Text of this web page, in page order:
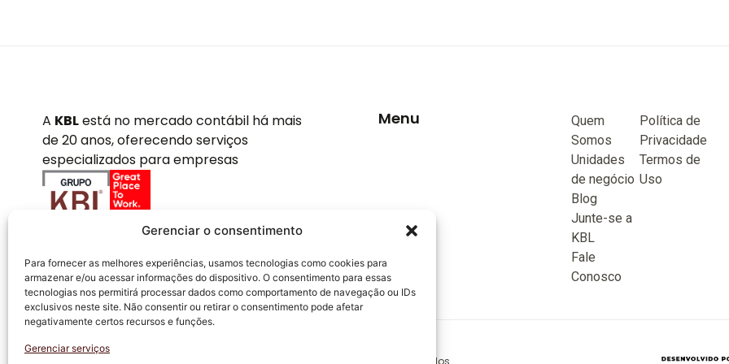
Gerenciar o consentimento
Para fornecer as melhores experiências, usamos tecnologias como cookies para
armazenar e/ou acessar informações do dispositivo. O consentimento para essas
tecnologias nos permitirá processar dados como comportamento de navegação ou IDs
exclusivos neste site. Não consentir ou retirar o consentimento pode afetar
negativamente certos recursos e funções.
Gerenciar serviços
A KBLestá no mercado contábil há mais
de 20 anos, oferecendo serviços
especializados para empresas
Menu
Quem
Somos
Unidades
de negócio
Blog
Junte-se a
KBL
Fale
Conosco
Política de
Privacidade
Termos de
Uso